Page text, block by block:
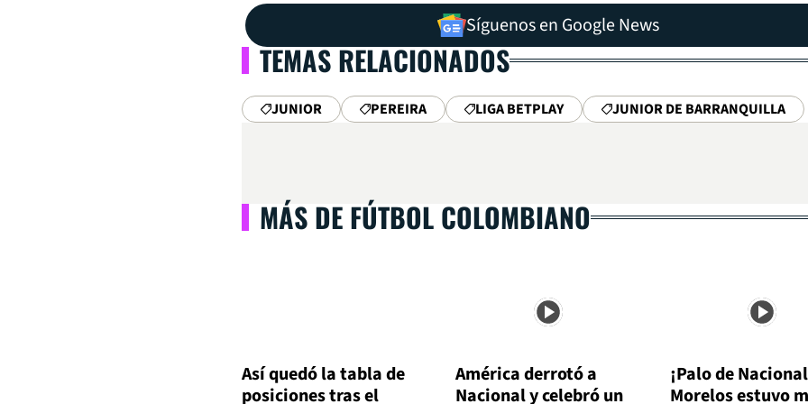
Síguenos en Google News
TEMAS RELACIONADOS
JUNIOR PEREIRA LIGA BETPLAY JUNIOR DE BARRANQUILLA
MÁS DE FÚTBOL COLOMBIANO
Así quedó la tabla de
posiciones tras el
América derrotó a
Nacional y celebró un
¡Palo de
Morelos estuvo